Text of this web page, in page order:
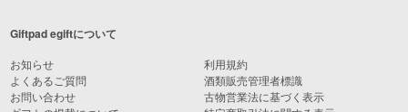
Giftpad egiftについて
お知らせ
よくあるご質問
お問い合わせ
利用規約
酒類販売管理者標識
古物営業法に基づく表示